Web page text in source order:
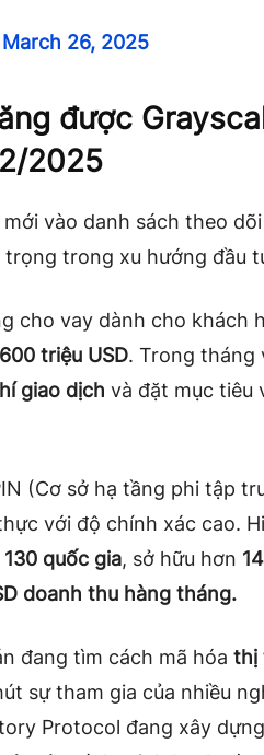
March 26, 2025
được
2025
vào danh sách theo
trong xu hướng đầu
cho vay dành cho khách
600 triệu USD. Trong tháng
giao dịch và đặt mục tiêu
(Cơ sở hạ tầng phi tập
với độ chính xác cao.
130 quốc gia, sở hữu hơn
doanh thu hàng tháng.
đang tìm cách mã hóa thị
sự tham gia của nhiều
Protocol đang xây